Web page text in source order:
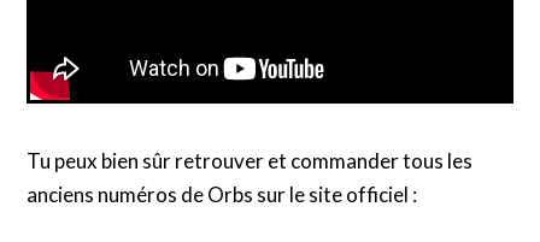
Tu peux bien sûr retrouver et commander tous les
anciens numéros de Orbs sur le site officiel :